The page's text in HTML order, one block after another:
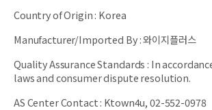
Country of Origin: Korea
Manufacturer/Imported By:와이지플러스
Quality Assurance Standards : In
laws and consumer dispute resolution.
AS Center Contact: Ktown4u, 02-552-0978